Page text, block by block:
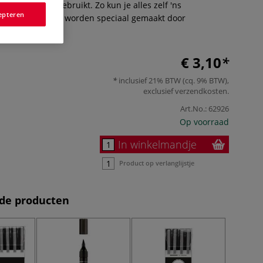
MOLOTOW™ gebruikt. Zo kun je alles zelf 'ns
papiersoorten worden speciaal gemaakt door
€ 3,10
inclusief 21% BTW (cq. 9% BTW),
exclusiefverzendkosten.
Art.No.: 62926
Op voorraad
In winkelmandje
Product op verlanglijstje
producten